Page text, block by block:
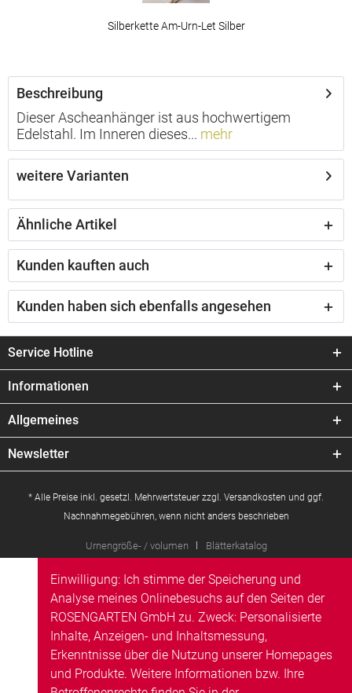
Silberkette Am-Urn-Let Silber
ab 49,00 € *
Beschreibung
Dieser Ascheanhänger ist aus hochwertigem
Edelstahl. Im Inneren dieses... mehr
weitere Varianten
Ähnliche Artikel
Kunden kauften auch
Kunden haben sich ebenfalls angesehen
Service Hotline
Informationen
Allgemeines
Newsletter
* Alle Preise inkl. gesetzl. Mehrwertsteuer zzgl. Versandkosten und ggf.
Nachnahmegebühren, wenn nicht anders beschrieben
Urnengröße- / volumen Blätterkatalog
Einwilligung: Ich stimme der Speicherung und
Analyse meines Onlinebesuchs auf den Seiten der
ROSENGARTEN GmbH zu. Zweck: Personalisierte
Inhalte, Anzeigen- und Inhaltsmessung,
Erkenntnisse über die Nutzung unserer Homepages
und Produkte. Weitere Informationen bzw. Ihre